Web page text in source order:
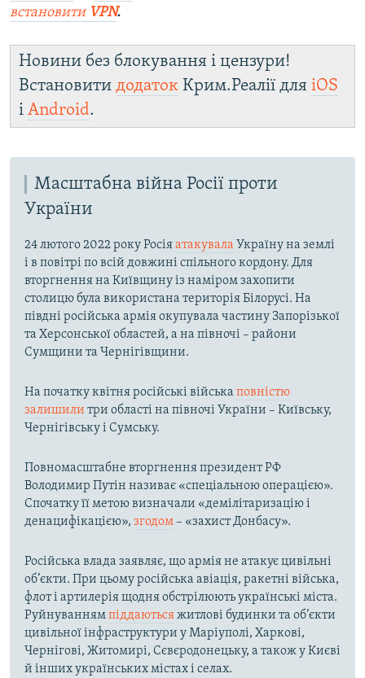
встановити VPN.
Новини без блокування і цензури!
Встановити додаток Крим.Реалії для iOS
і Android.
Масштабна війна Росії проти
України
24 лютого 2022 року Росіяатакувала Україну на землі
і в повітрі по всій довжині спільного кордону. Для
вторгнення на Київщину із наміром захопити
столицю була використана територія Білорусі. На
півдні російська армія окупувала частину Запорізької
та Херсонської областей, а на півночі – райони
Сумщини та Чернігівщини.
На початку квітня російські війська повністю
залишили три області на півночі України – Київську,
Чернігівську і Сумську.
Повномасштабне вторгнення президент РФ
Володимир Путін називає «спеціальною операцією».
Спочатку її метою визначали «демілітаризацію і
денацифікацією», згодом– «захист Донбасу».
Російська влада заявляє, що армія не атакує цивільні
об’єкти. При цьому російська авіація, ракетні війська,
флот і артилерія щодня обстрілюють українські міста.
Руйнуваннямпіддаютьсяжитлові будинки та об’єкти
цивільної інфраструктури у Маріуполі, Харкові,
Чернігові, Житомирі, Сєвєродонецьку, а також у Києві
й інших українських містах і селах.